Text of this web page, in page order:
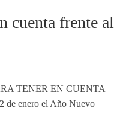
cuenta frente al
TENER EN CUENTA
enero el Año Nuevo